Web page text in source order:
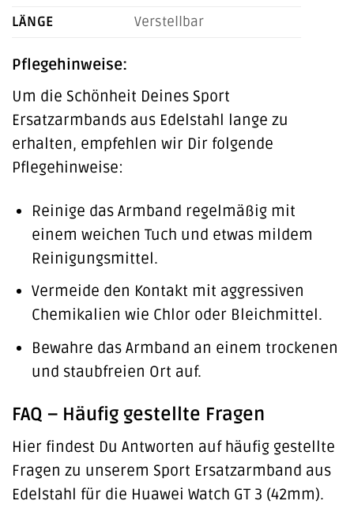
LÄNGE Verstellbar
Pflegehinweise:
Um die Schönheit Deines Sport
Ersatzarmbands aus Edelstahl lange zu
erhalten, empfehlen wir Dir folgende
Pflegehinweise:
Reinige das Armband regelmäßig mit
einem weichen Tuch und etwas mildem
Reinigungsmittel.
Vermeide den Kontakt mit aggressiven
Chemikalien wie Chlor oder Bleichmittel.
Bewahre das Armband an einem trockenen
und staubfreien Ort auf.
FAQ – Häufig gestellte Fragen
Hier findest Du Antworten auf häufig gestellte
Fragen zu unserem Sport Ersatzarmband aus
Edelstahl für die Huawei Watch GT 3 (42mm).